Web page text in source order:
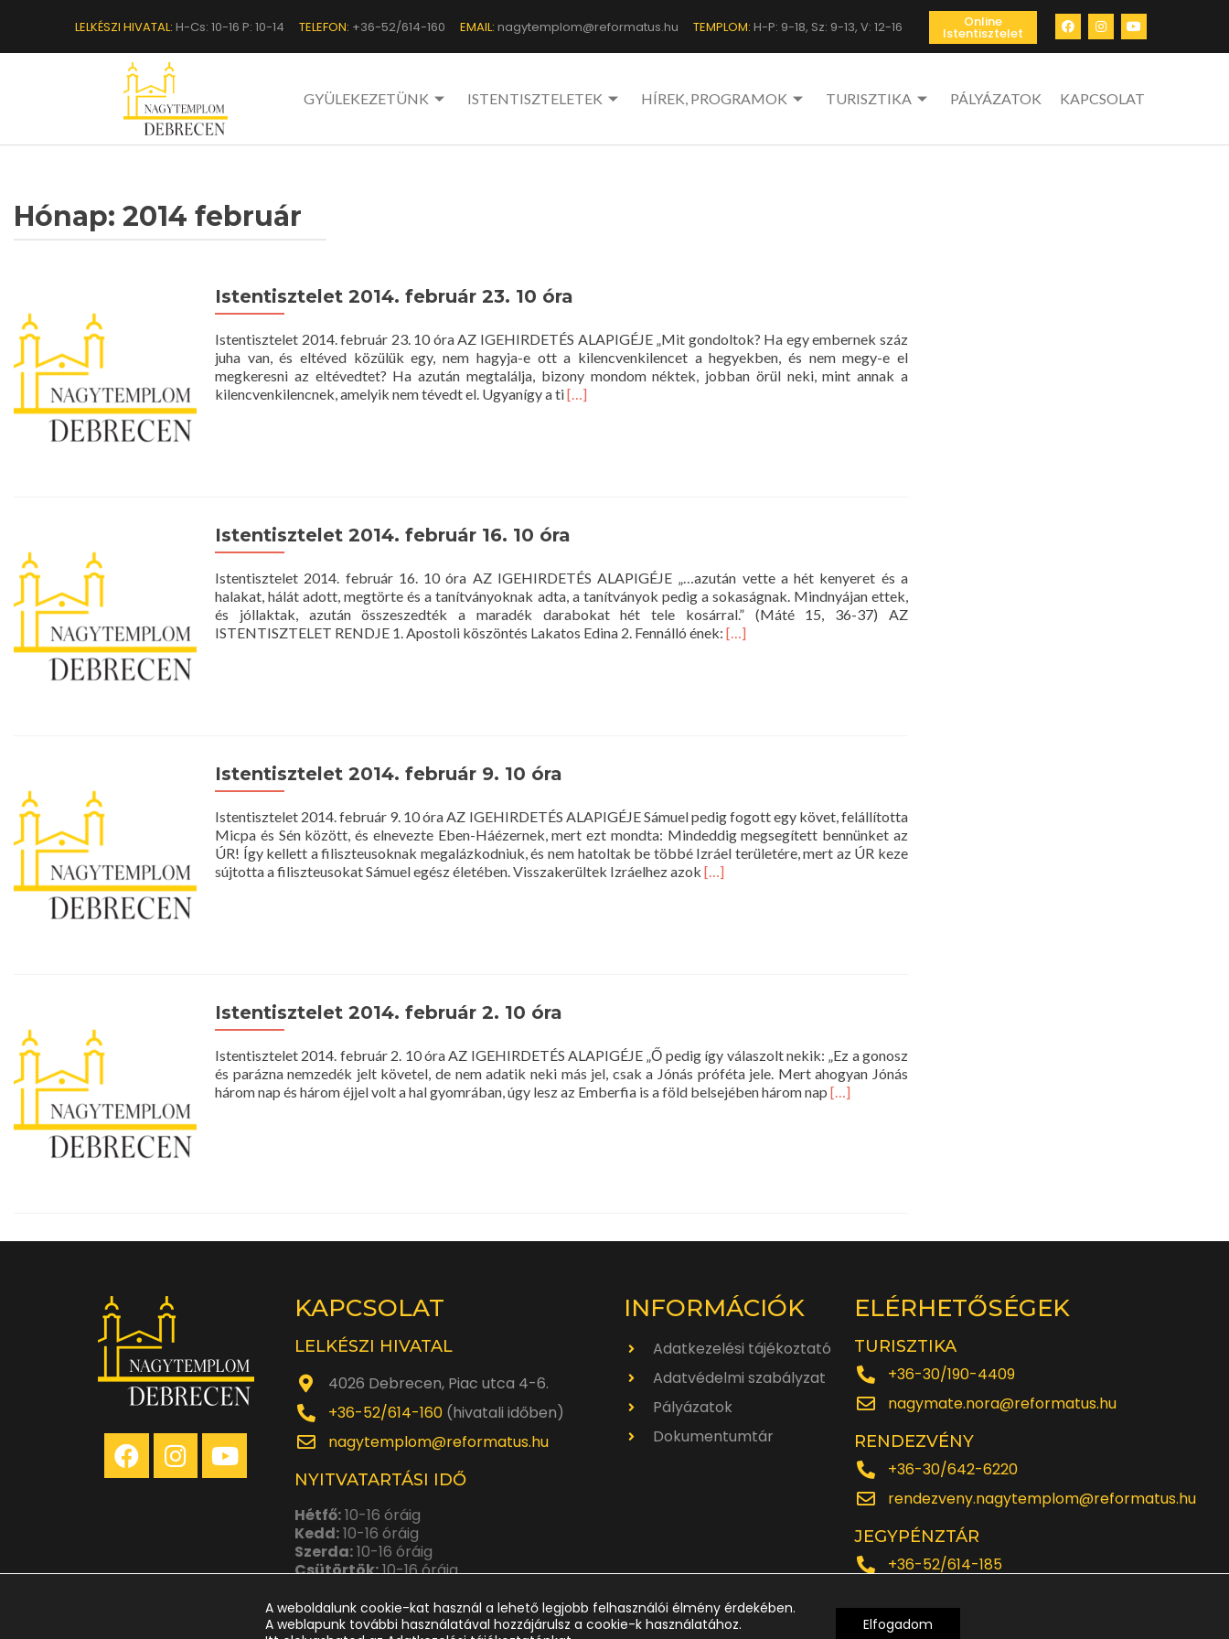
LELKÉSZI HIVATAL: H-Cs: 10-16 P: 10-14 TELEFON: +36-52/614-160 EMAIL: nagytemplom@reformatus.hu TEMPLOM: H-P: 9-18, Sz: 9-13, V: 12-16 Online
Istentisztelet
GYÜLEKEZETÜNK ISTENTISZTELETEK HÍREK, PROGRAMOK TURISZTIKA PÁLYÁZATOK KAPCSOLAT
Hónap: 2014 február
Istentisztelet 2014. február 23. 10 óra
Istentisztelet 2014. február 23. 10 óra AZ IGEHIRDETÉS ALAPIGÉJE „Mit gondoltok? Ha egy embernek száz
juha van, és eltéved közülük egy, nem hagyja-e ott a kilencvenkilencet a hegyekben, és nem megy-e el
megkeresni az eltévedtet? Ha azután megtalálja, bizony mondom néktek, jobban örül neki, mint annak a
kilencvenkilencnek, amelyik nem tévedt el. Ugyanígy a tiRead
óra
[…]
Istentisztelet 2014. február 16. 10 óra
Istentisztelet 2014. február 16. 10 óra AZ IGEHIRDETÉS ALAPIGÉJE „…azután vette a hét kenyeret és a
halakat, hálát adott, megtörte és a tanítványoknak adta, a tanítványok pedig a sokaságnak. Mindnyájan ettek,
és jóllaktak, azután összeszedték a maradék darabokat hét tele kosárral.” (Máté 15, 36-37) AZ
ISTENTISZTELET RENDJE 1. Apostoli köszöntés Lakatos Edina 2. Fennálló ének: Read
[…]
Istentisztelet 2014. február 9. 10 óra
Istentisztelet 2014. február 9. 10 óra AZ IGEHIRDETÉS ALAPIGÉJE Sámuel pedig fogott egy követ, felállította
Micpa és Sén között, és elnevezte Eben-Háézernek, mert ezt mondta: Mindeddig megsegített bennünket az
ÚR! Így kellett a filiszteusoknak megalázkodniuk, és nem hatoltak be többé Izráel területére, mert az ÚR keze
sújtotta a filiszteusokat Sámuel egész életében. Visszakerültek Izráelhez azok Read
[…]
Istentisztelet 2014. február 2. 10 óra
Istentisztelet 2014. február 2. 10 óra AZ IGEHIRDETÉS ALAPIGÉJE „Ő pedig így válaszolt nekik: „Ez a gonosz
és parázna nemzedék jelt követel, de nem adatik neki más jel, csak a Jónás próféta jele. Mert ahogyan Jónás
három nap és három éjjel volt a hal gyomrában, úgy lesz az Emberfia is a föld belsejében három nap Read
óra
[…]
KAPCSOLAT
LELKÉSZI HIVATAL
4026 Debrecen, Piac utca 4-6.
+36-52/614-160 (hivatali időben)
nagytemplom@reformatus.hu
NYITVATARTÁSI IDŐ
Hétfő:10-16 óráig
Kedd:10-16 óráig
Szerda:10-16 óráig
Csütörtök:10-16 óráig
INFORMÁCIÓK
Adatkezelési tájékoztató
Adatvédelmi szabályzat
Pályázatok
Dokumentumtár
ELÉRHETŐSÉGEK
TURISZTIKA
+36-30/190-4409
nagymate.nora@reformatus.hu
RENDEZVÉNY
+36-30/642-6220
rendezveny.nagytemplom@reformatus.hu
JEGYPÉNZTÁR
+36-52/614-185
A weboldalunk cookie-kat használ a lehető legjobb felhasználói élmény érdekében.
A weblapunk további használatával hozzájárulsz a cookie-k használatához.
Elfogadom